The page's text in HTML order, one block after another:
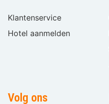
Klantenservice
Hotel aanmelden
Volg ons